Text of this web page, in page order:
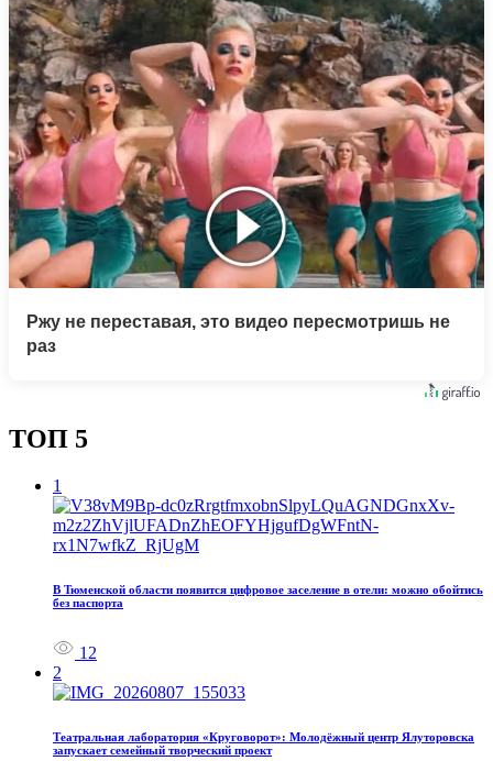
Ржу не переставая, это видео пересмотришь не
раз
ТОП 5
1
В Тюменской области появится цифровое заселение в отели: можно обойтись
без паспорта
12
2
Театральная лаборатория «Круговорот»: Молодёжный центр Ялуторовска
запускает семейный творческий проект